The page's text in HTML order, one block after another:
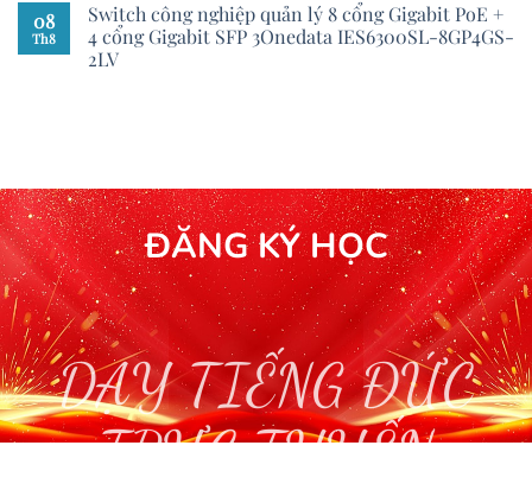
08
Th8
Switch công nghiệp quản lý 8 cổng Gigabit PoE +
4 cổng Gigabit SFP 3Onedata IES6300SL-8GP4GS-
2LV
ĐĂNG KÝ HỌC
DẠY TIẾNG ĐỨC
TRỰC TUYẾN